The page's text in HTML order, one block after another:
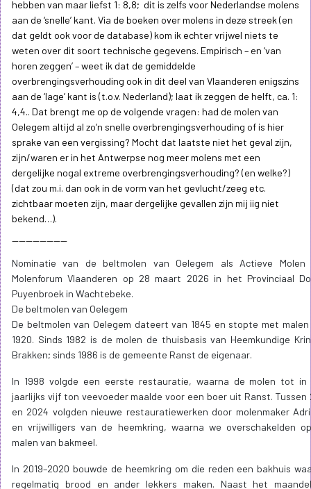
hebben van maar liefst 1: 8,8; dit is zelfs voor Nederlandse molens
aan de ‘snelle’ kant. Via de boeken over molens in deze streek (en
dat geldt ook voor de database) kom ik echter vrijwel niets te
weten over dit soort technische gegevens. Empirisch – en ‘van
horen zeggen’ – weet ik dat de gemiddelde
overbrengingsverhouding ook in dit deel van Vlaanderen enigszins
aan de ‘lage’ kant is (t.o.v. Nederland); laat ik zeggen de helft, ca. 1:
4,4.. Dat brengt me op de volgende vragen: had de molen van
Oelegem altijd al zo’n snelle overbrengingsverhouding of is hier
sprake van een vergissing? Mocht dat laatste niet het geval zijn,
zijn/waren er in het Antwerpse nog meer molens met een
dergelijke nogal extreme overbrengingsverhouding? (en welke?)
(dat zou m.i. dan ook in de vorm van het gevlucht/zeeg etc.
zichtbaar moeten zijn, maar dergelijke gevallen zijn mij iig niet
bekend…).
----------------
Nominatie van de beltmolen van Oelegem als Actieve Molen
Molenforum Vlaanderen op 28 maart 2026 in het Provinciaal
Puyenbroek in Wachtebeke.
De beltmolen van Oelegem
De beltmolen van Oelegem dateert van 1845 en stopte met
1920. Sinds 1982 is de molen de thuisbasis van Heemkundige
Brakken; sinds 1986 is de gemeente Ranst de eigenaar.
In 1998 volgde een eerste restauratie, waarna de molen tot in
jaarlijks vijf ton veevoeder maalde voor een boer uit Ranst. Tussen
en 2024 volgden nieuwe restauratiewerken door molenmaker
en vrijwilligers van de heemkring, waarna we overschakelden
malen van bakmeel.
In 2019–2020 bouwde de heemkring om die reden een bakhuis
regelmatig brood en ander lekkers maken. Naast het